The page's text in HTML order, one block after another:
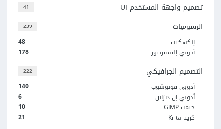
41 تصميم واجهة المستخدم UI
239 الرسوميات
48
إنكسكيب
178
أدوبي إليستريتور
222 التصميم الجرافيكي
140
أدوبي فوتوشوب
6
أدوبي إن ديزاين
10
جيمب GIMP
21
كريتا Krita